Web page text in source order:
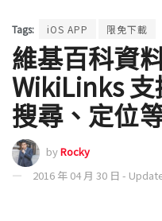
Tags: iOS APP 限免下載
維基百科資
WikiLinks
搜尋、定位
byRocky
2016 年 04 月 30 日 -